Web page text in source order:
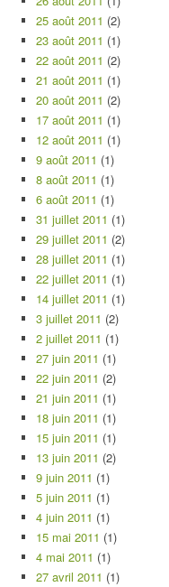
25 août 2011 (2)
23 août 2011 (1)
22 août 2011 (2)
21 août 2011 (1)
20 août 2011 (2)
17 août 2011 (1)
12 août 2011 (1)
9 août 2011 (1)
8 août 2011 (1)
6 août 2011 (1)
31 juillet 2011 (1)
29 juillet 2011 (2)
28 juillet 2011 (1)
22 juillet 2011 (1)
14 juillet 2011 (1)
3 juillet 2011 (2)
2 juillet 2011 (1)
27 juin 2011 (1)
22 juin 2011 (2)
21 juin 2011 (1)
18 juin 2011 (1)
15 juin 2011 (1)
13 juin 2011 (2)
9 juin 2011 (1)
5 juin 2011 (1)
4 juin 2011 (1)
15 mai 2011 (1)
4 mai 2011 (1)
27 avril 2011 (1)